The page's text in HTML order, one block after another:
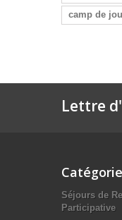
camp de
Lettre
Séjours de
Participative